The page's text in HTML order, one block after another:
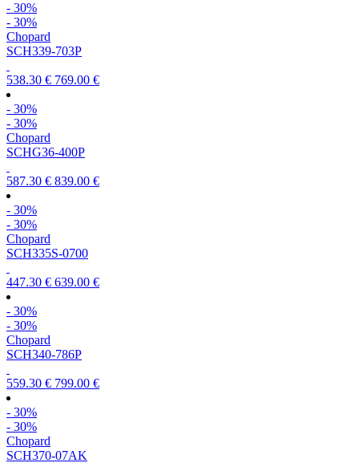
- 30%
- 30%
Chopard
SCH339-703P
538.30 € 769.00 €
- 30%
- 30%
Chopard
SCHG36-400P
587.30 € 839.00 €
- 30%
- 30%
Chopard
SCH335S-0700
447.30 € 639.00 €
- 30%
- 30%
Chopard
SCH340-786P
559.30 € 799.00 €
- 30%
- 30%
Chopard
SCH370-07AK